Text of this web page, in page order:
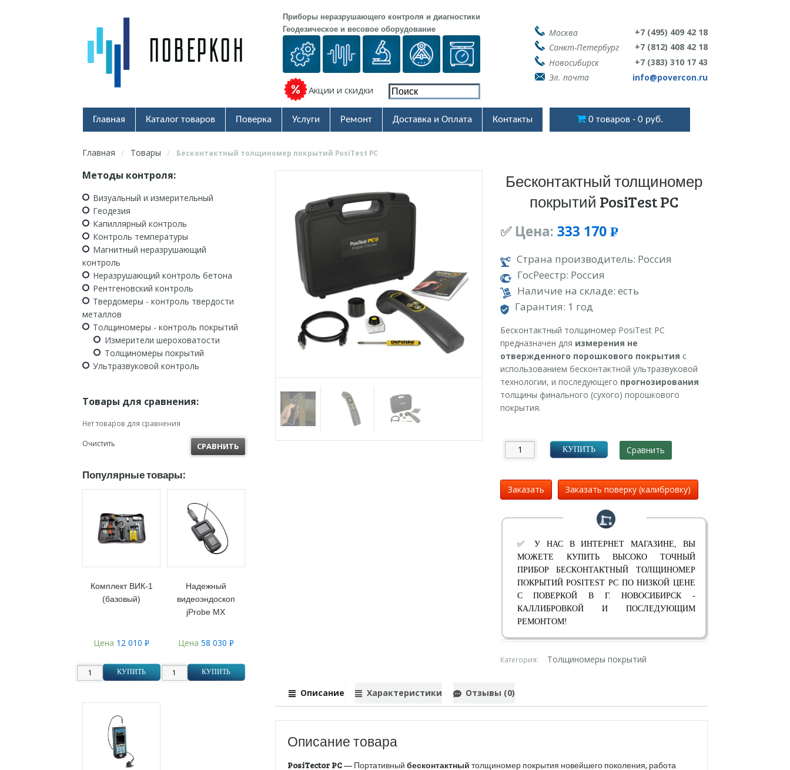
Приборы неразрушающего контроля и диагностики
Геодезическое и весовое оборудование
Акции и скидки
Москва
+7 (495) 409 42 18
Санкт-Петербург
+7 (812) 408 42 18
Новосибирск
+7 (383) 310 17 43
Эл. почта
info@povercon.ru
Главная Каталог товаров Поверка Услуги Ремонт Доставка и Оплата Контакты 0 товаров 0 руб.
Главная / Товары / Бесконтактный толщиномер покрытий PosiTest PC
Бесконтактный толщиномер
покрытий PosiTest PC
✅ Цена: 333 170 Р
УБ.
Страна производитель: Россия
ГосРеестр: Россия
Наличие на складе: есть
Гарантия: 1 год
Бесконтактный толщиномер PosiTest PC
предназначен для измерения не
отвержденного порошкового покрытия с
использованием бесконтактной ультразвуковой
технологии, и последующего прогнозирования
толщины финального (сухого) порошкового
покрытия.
КУПИТЬ Сравнить
Заказать Заказать поверку (калибровку)
✅ У НАС В ИНТЕРНЕТ МАГАЗИНЕ, ВЫ
МОЖЕТЕ КУПИТЬ ВЫСОКО ТОЧНЫЙ
ПРИБОР БЕСКОНТАКТНЫЙ ТОЛЩИНОМЕР
ПОКРЫТИЙ POSITEST PC ПО НИЗКОЙ ЦЕНЕ
С ПОВЕРКОЙ В Г. НОВОСИБИРСК -
КАЛЛИБРОВКОЙ И ПОСЛЕДУЮЩИМ
РЕМОНТОМ!
Категория: Толщиномеры покрытий
Описание Характеристики Отзывы (0)
Описание товара
PosiTector PC— Портативный бесконтактный толщиномер покрытия новейшего поколения, работа
Методы контроля:
Визуальный и измерительный
Геодезия
Капиллярный контроль
Контроль температуры
Магнитный неразрушающий
контроль
Неразрушающий контроль бетона
Рентгеновский контроль
Твердомеры - контроль твердости
металлов
Толщиномеры - контроль покрытий
Измерители шероховатости
Толщиномеры покрытий
Ультразвуковой контроль
Товары для сравнения:
Нет товаров для сравнения
Очистить
СРАВНИТЬ
Популярные товары:
Комплект ВИК-1
(базовый)
Цена 12 010Р
КУПИТЬ
Надежный
видеоэндоскоп
jProbe MX
Цена 58 030 Р
КУПИТЬ